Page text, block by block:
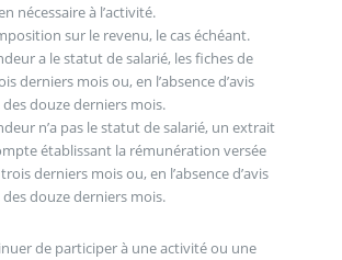
nécessaire à l’activité.
sur le revenu, le cas échéant.
a le statut de salarié, les fiches de
derniers mois ou, en l’absence d’avis
douze derniers mois.
n’a pas le statut de salarié, un extrait
établissant la rémunération versée
derniers mois ou, en l’absence d’avis
douze derniers mois.
de participer à une activité ou une